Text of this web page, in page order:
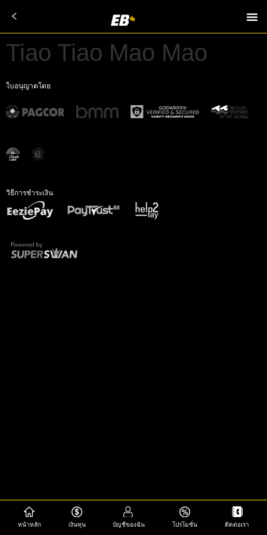
หน้าหลัก เงินทุน บัญชีของฉัน โปรโมชั่น ติดต่อเรา
Tiao Tiao Mao Mao
ใบอนุญาตโดย
วิธีการชำระเงิน